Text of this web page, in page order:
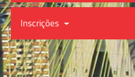
Inscrições